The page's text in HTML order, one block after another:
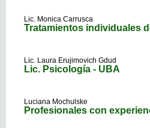
Lic. Monica Carrusca
Tratamientos individuales
Lic. Laura Erujimovich Gdud
Lic. Psicología - UBA
Luciana Mochulske
Profesionales con